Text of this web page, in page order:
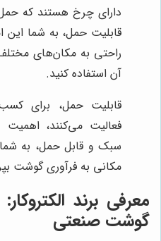
دارای چرخ هستند که
قابلیت حمل، به شما این
راحتی به مکان‌های
آن استفاده کنید.
قابلیت حمل، برای
فعالیت می‌کنند،
سبک و قابل حمل، به
مکانی به فرآوری گوشت
معرفی برند
گوشت صنعتی